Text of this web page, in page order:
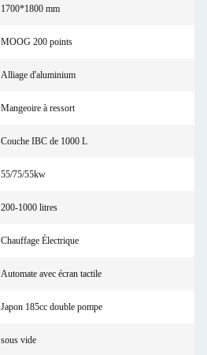
1700*1800 mm
MOOG 200 points
Alliage d'aluminium
Mangeoire à ressort
Couche IBC de 1000 L
55/75/55kw
200-1000 litres
Chauffage Électrique
Automate avec écran tactile
Japon 185cc double pompe
sous vide